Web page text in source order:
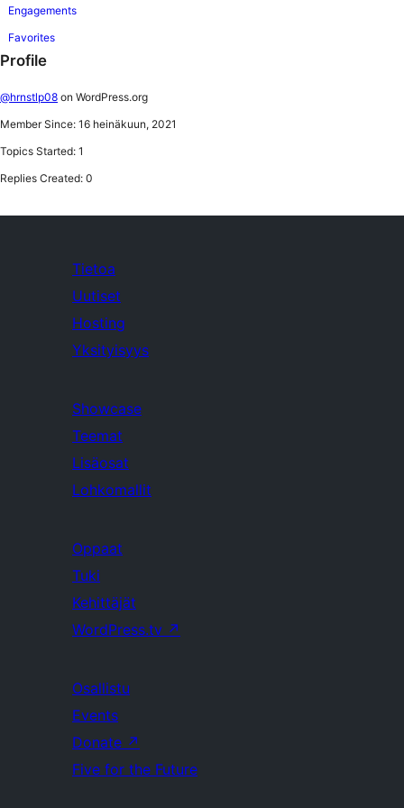
Engagements
Favorites
Profile
@hrnstlp08 on WordPress.org
Member Since: 16 heinäkuun, 2021
Topics Started: 1
Replies Created: 0
Tietoa
Uutiset
Hosting
Yksityisyys
Showcase
Teemat
Lisäosat
Lohkomallit
Oppaat
Tuki
Kehittäjät
WordPress.tv ↗
Osallistu
Events
Donate ↗
Five for the Future